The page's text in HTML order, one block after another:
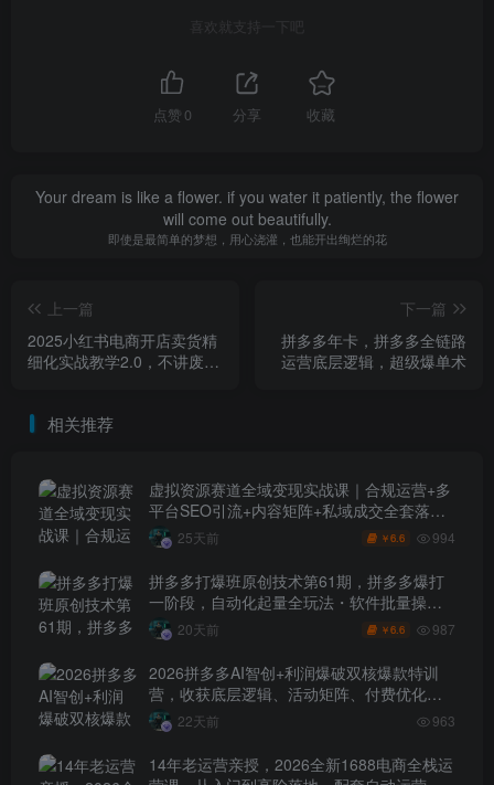
喜欢就支持一下吧
点赞 0 分享 收藏
Your dream is like a flower. if you water it patiently, the flower
will come out beautifully.
即使是最简单的梦想，用心浇灌，也能开出绚烂的花
上一篇
2025小红书电商开店卖货精
细化实战教学2.0，不讲废
下一篇
拼多多年卡，拼多多全链路
运营底层逻辑，超级爆单术
相关推荐
虚拟资源赛道全域变现实战课｜合规运营+多
平台SEO引流+内容矩阵+私域成交全套落地
玩法25天前 ￥6.6 994
拼多多打爆班原创技术第61期，拼多多爆打
一阶段，自动化起量全玩法・软件批量操
作・投产优化・大促矩阵实战课
20天前 ￥6.6 987
2026拼多多AI智创+利润爆破双核爆款特训
营，收获底层逻辑、活动矩阵、付费优化、
0-1打爆SOP
22天前 963
14年老运营亲授，2026全新1688电商全栈运